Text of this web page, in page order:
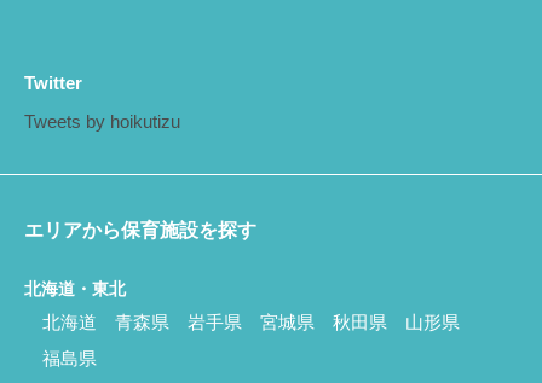
Twitter
Tweets by hoikutizu
エリアから保育施設を探す
北海道・東北
北海道 青森県 岩手県 宮城県 秋田県
山形県
福島県